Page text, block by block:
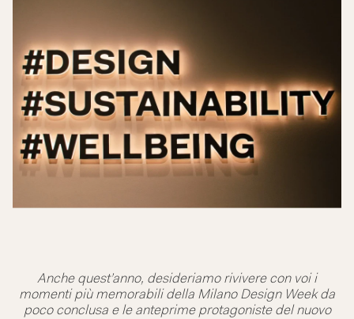
Anche quest’anno, desideriamo rivivere con voi i
momenti più memorabili della Milano Design Week da
poco conclusa e le anteprime protagoniste del nuovo